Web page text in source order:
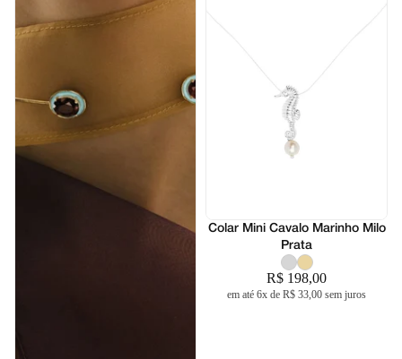
Colar Mini Cavalo Marinho Milo
Prata
R$ 198,00
em até 6x de R$ 33,00 sem juros